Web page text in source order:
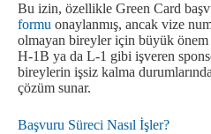
Bu izin, özellikle Green Card
formu onaylanmış, ancak vize
olmayan bireyler için büyük önem
H-1B ya da L-1 gibi işveren
bireylerin işsiz kalma
çözüm sunar.
Başvuru Süreci Nasıl İşler?